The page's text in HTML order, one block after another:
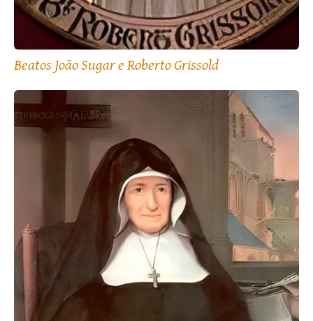
Beatos João Sugar e Roberto Grissold